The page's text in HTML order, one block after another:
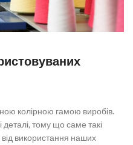
колірною гамою виробів.
деталі, тому що саме такі
використання наших